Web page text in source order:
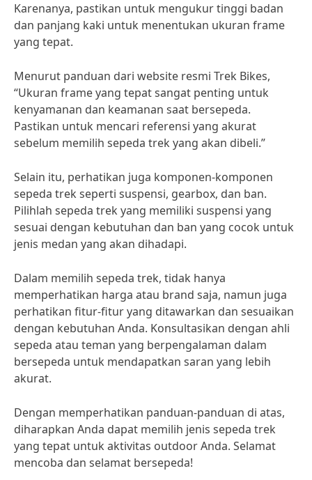
Karenanya, pastikan untuk mengukur tinggi badan
dan panjang kaki untuk menentukan ukuran frame
yang tepat.
Menurut panduan dari website resmi Trek Bikes,
“Ukuran frame yang tepat sangat penting untuk
kenyamanan dan keamanan saat bersepeda.
Pastikan untuk mencari referensi yang akurat
sebelum memilih sepeda trek yang akan dibeli.”
Selain itu, perhatikan juga komponen-komponen
sepeda trek seperti suspensi, gearbox, dan ban.
Pilihlah sepeda trek yang memiliki suspensi yang
sesuai dengan kebutuhan dan ban yang cocok untuk
jenis medan yang akan dihadapi.
Dalam memilih sepeda trek, tidak hanya
memperhatikan harga atau brand saja, namun juga
perhatikan fitur-fitur yang ditawarkan dan sesuaikan
dengan kebutuhan Anda. Konsultasikan dengan ahli
sepeda atau teman yang berpengalaman dalam
bersepeda untuk mendapatkan saran yang lebih
akurat.
Dengan memperhatikan panduan-panduan di atas,
diharapkan Anda dapat memilih jenis sepeda trek
yang tepat untuk aktivitas outdoor Anda. Selamat
mencoba dan selamat bersepeda!